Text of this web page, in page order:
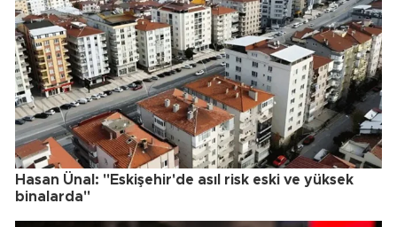
Hasan Ünal: "Eskişehir'de asıl risk eski ve yüksek
binalarda"